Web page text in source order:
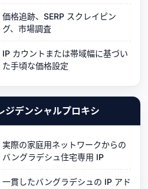
価格追跡、SERP スクレイピン
グ、市場調査
IP カウントまたは帯域幅に基づい
た手頃な価格設定
ジデンシャルプロキシ
実際の家庭用ネットワークからの
バングラデシュ住宅専用 IP
一貫したバングラデシュの IP アド